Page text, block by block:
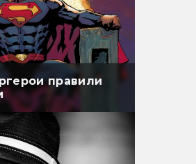
правили